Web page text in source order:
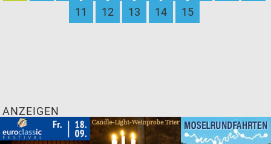
11
12 13 14 15
ANZEIGEN